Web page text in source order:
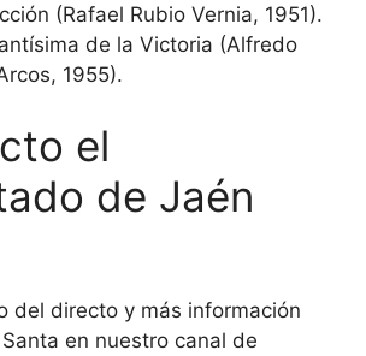
(Rafael Rubio Vernia, 1951).
de la Victoria (Alfredo
1955).
el
de Jaén
del directo y más información
en nuestro canal de